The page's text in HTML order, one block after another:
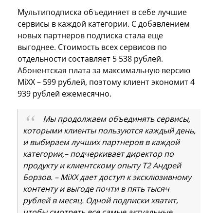
Мультиподписка объединяет в себе лучшие
сервисы в каждой категории. С добавлением
новых партнеров подписка стала еще
выгоднее. Стоимость всех сервисов по
отдельности составляет 5 538 рублей.
Абонентская плата за максимальную версию
MiXX – 599 рублей, поэтому клиент экономит 4
939 рублей ежемесячно.
Мы продолжаем объединять сервисы,
которыми клиенты пользуются каждый день,
и выбираем лучших партнеров в каждой
категории,– подчеркивает директор по
продукту и клиентскому опыту T2 Андрей
Борзов. – MiXX дает доступ к эксклюзивному
контенту и выгоде почти в пять тысяч
рублей в месяц. Одной подписки хватит,